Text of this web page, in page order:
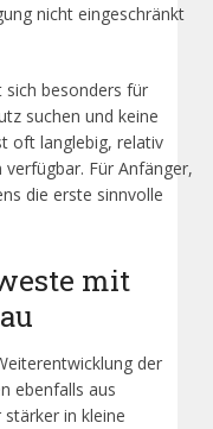
nicht eingeschränkt
sich besonders für
suchen und keine
oft langlebig, relativ
Für Anfänger,
die erste sinnvolle
mit
der
ebenfalls aus
in kleine